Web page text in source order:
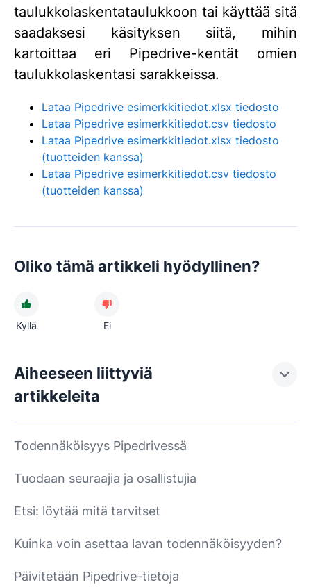
taulukkolaskentataulukkoon tai käyttää sitä
saadaksesi käsityksen siitä, mihin
kartoittaa eri Pipedrive-kentät omien
taulukkolaskentasi sarakkeissa.
Lataa Pipedrive esimerkkitiedot.xlsx tiedosto
Lataa Pipedrive esimerkkitiedot.csv tiedosto
Lataa Pipedrive esimerkkitiedot.xlsx tiedosto
(tuotteiden kanssa)
Lataa Pipedrive esimerkkitiedot.csv tiedosto
(tuotteiden kanssa)
Oliko tämä artikkeli hyödyllinen?
Kyllä Ei
Aiheeseen liittyviä
artikkeleita
Todennäköisyys Pipedrivessä
Tuodaan seuraajia ja osallistujia
Etsi: löytää mitä tarvitset
Kuinka voin asettaa lavan todennäköisyyden?
Päivitetään Pipedrive-tietoja